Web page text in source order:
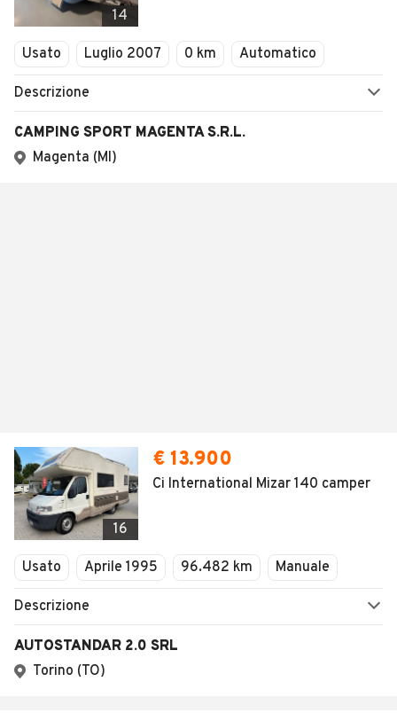
14
Usato Luglio 2007 0 km Automatico
Descrizione
CAMPING SPORT MAGENTA S.R.L.
Magenta (MI)
16
€ 13.900
Ci International Mizar 140 camper
Usato Aprile 1995 96.482 km Manuale
Descrizione
AUTOSTANDAR 2.0 SRL
Torino (TO)